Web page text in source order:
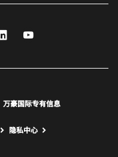
LinkedIn
豪国际专有信息
隐私中心
口